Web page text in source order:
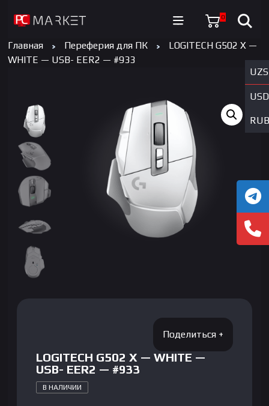
0
UZS
USD
RUB
Главная Переферия для ПК
LOGITECH G502 X —
WHITE — USB- EER2 — #933
LOGITECH G502 X — WHITE —
USB- EER2 — #933
В НАЛИЧИИ